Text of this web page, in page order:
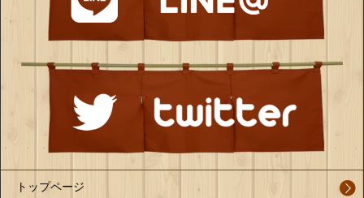
トップページ